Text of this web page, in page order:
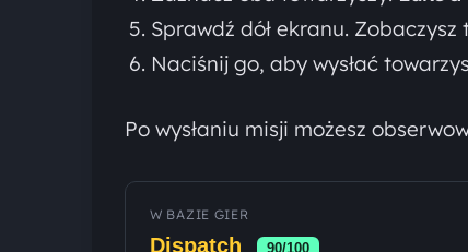
Sprawdź dół ekranu.
Naciśnij go, aby wysłać
Po wysłaniu misji możesz
W BAZIE GIER
Dispatch 90/100